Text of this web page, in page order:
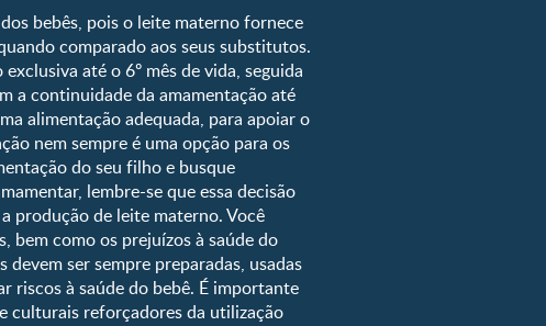
bebê vai nascer?
para Bebê
de semanas de gravidez
de cor dos olhos
do bebê
Pais
bebês, pois o leite materno fornece
comparado aos seus substitutos.
até o 6º mês de vida, seguida
a continuidade da amamentação até
alimentação adequada, para apoiar o
nem sempre é uma opção para os
do seu filho e busque
lembre-se que essa decisão
produção de leite materno. Você
bem como os prejuízos à saúde do
ser sempre preparadas, usadas
riscos à saúde do bebê. É importante
culturais reforçadores da utilização